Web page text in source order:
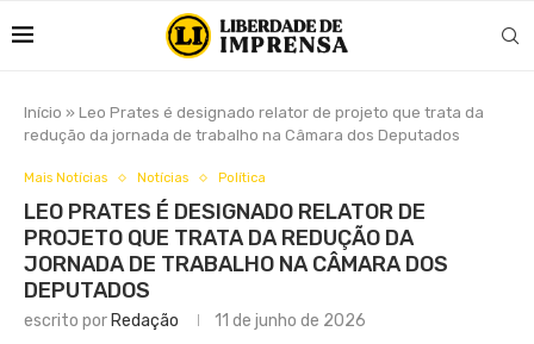
Início » Leo Prates é designado relator de projeto que trata da
redução da jornada de trabalho na Câmara dos Deputados
Mais Notícias Notícias Política
LEO PRATES É DESIGNADO RELATOR DE
PROJETO QUE TRATA DA REDUÇÃO DA
JORNADA DE TRABALHO NA CÂMARA DOS
DEPUTADOS
escrito por Redação 11 de junho de 2026